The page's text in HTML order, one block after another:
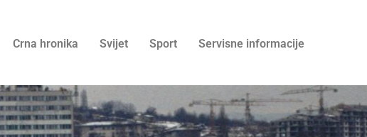
Crna hronika Svijet Sport Servisne informacije